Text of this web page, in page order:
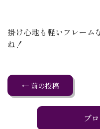
掛け心地も軽いフレーム
ね！
← 前の投稿
ブ